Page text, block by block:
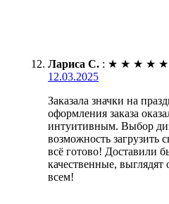
Лариса С. : ★ ★ ★ ★ ★
12.03.2025
Заказала значки на
оформления заказа
интуитивным. Выбор
возможность загрузить
всё готово! Доставили
качественные,
всем!